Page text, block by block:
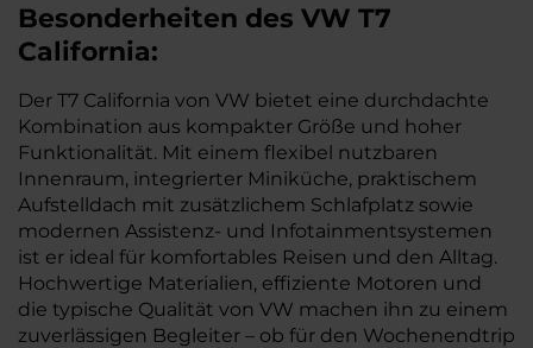
Besonderheiten des VW T7
California:
Der T7 California von VW bietet eine durchdachte
Kombination aus kompakter Größe und hoher
Funktionalität. Mit einem flexibel nutzbaren
Innenraum, integrierter Miniküche, praktischem
Aufstelldach mit zusätzlichem Schlafplatz sowie
modernen Assistenz- und Infotainmentsystemen
ist er ideal für komfortables Reisen und den Alltag.
Hochwertige Materialien, effiziente Motoren und
die typische Qualität von VW machen ihn zu einem
zuverlässigen Begleiter – ob für den Wochenendtrip